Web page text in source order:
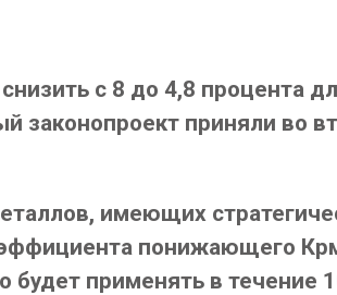
с 8 до 4,8 процента
приняли во
имеющих
понижающего
применять в течение